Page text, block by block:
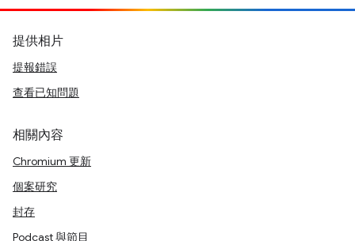
提供相片
提報錯誤
查看已知問題
相關內容
Chromium 更新
個案研究
封存
Podcast 與節目